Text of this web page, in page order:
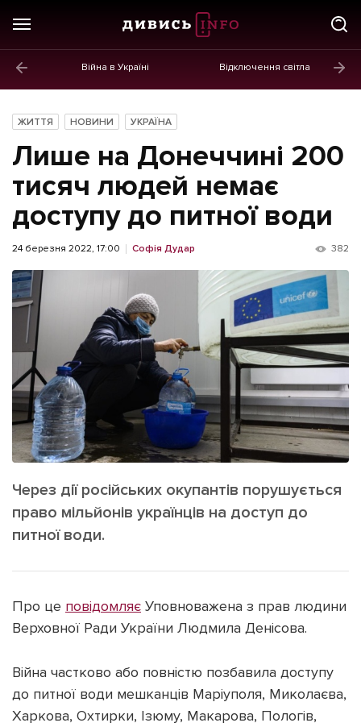
Війна в Україні Відключення світла
Новини
Політика
Економіка
Бізнес
Життя
Культура
Афіша
ІНШЕ
Інтерв'ю
Картки
Репортаж
Погляди
Ініціативи
Прес-релізи
Фото/Відео
Made in Lviv
Зв'язатися з нами
[email protected] Реклама на сайті
Політика конфіденційності
Наші соц мережі
ЖИТТЯ НОВИНИ УКРАЇНА
Лише на Донеччині 200
тисяч людей немає
доступу до питної води
24 березня 2022, 17:00 Софія Дудар 382
Через дії російських окупантів порушується
право мільйонів українців на доступ до
питної води.
Про це повідомляє Уповноважена з прав людини
Верховної Ради України Людмила Денісова.
Війна частково або повністю позбавила доступу
до питної води мешканців Маріуполя, Миколаєва,
Харкова, Охтирки, Ізюму, Макарова, Пологів,